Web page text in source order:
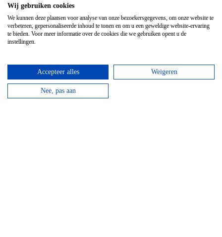
bekijken
Wij gebruiken cookies
We kunnen deze plaatsen voor analyse van onze bezoekersgegevens, om onze website te
verbeteren, gepersonaliseerde inhoud te tonen en om u een geweldige website-ervaring
te bieden. Voor meer informatie over de cookies die we gebruiken opent u de
instellingen.
Accepteer alles Weigeren
Nee, pas aan